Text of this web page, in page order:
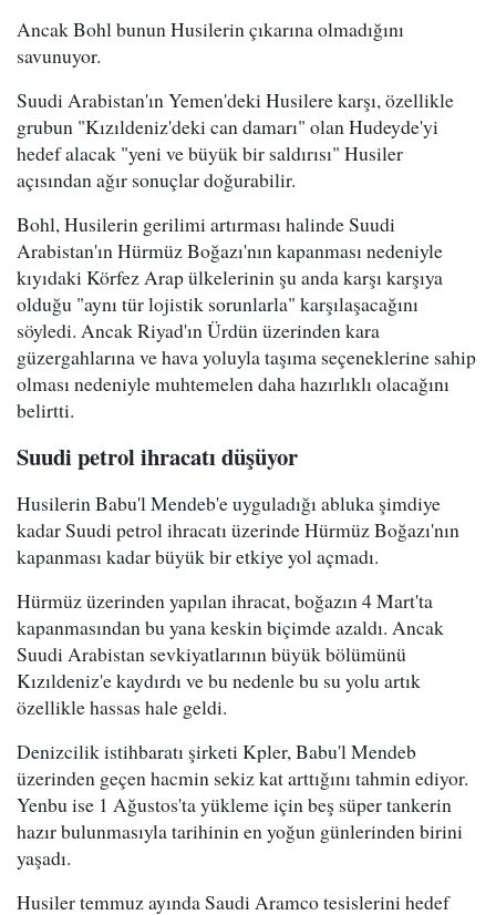
Ancak Bohl bunun Husilerin çıkarına olmadığını
savunuyor.
Suudi Arabistan'ın Yemen'deki Husilere karşı, özellikle
grubun "Kızıldeniz'deki can damarı" olan Hudeyde'yi
hedef alacak "yeni ve büyük bir saldırısı" Husiler
açısından ağır sonuçlar doğurabilir.
Bohl, Husilerin gerilimi artırması halinde Suudi
Arabistan'ın Hürmüz Boğazı'nın kapanması nedeniyle
kıyıdaki Körfez Arap ülkelerinin şu anda karşı karşıya
olduğu "aynı tür lojistik sorunlarla" karşılaşacağını
söyledi. Ancak Riyad'ın Ürdün üzerinden kara
güzergahlarına ve hava yoluyla taşıma seçeneklerine sahip
olması nedeniyle muhtemelen daha hazırlıklı olacağını
belirtti.
Suudi petrol ihracatı düşüyor
Husilerin Babu'l Mendeb'e uyguladığı abluka şimdiye
kadar Suudi petrol ihracatı üzerinde Hürmüz Boğazı'nın
kapanması kadar büyük bir etkiye yol açmadı.
Hürmüz üzerinden yapılan ihracat, boğazın 4 Mart'ta
kapanmasından bu yana keskin biçimde azaldı. Ancak
Suudi Arabistan sevkiyatlarının büyük bölümünü
Kızıldeniz'e kaydırdı ve bu nedenle bu su yolu artık
özellikle hassas hale geldi.
Denizcilik istihbaratı şirketi Kpler, Babu'l Mendeb
üzerinden geçen hacmin sekiz kat arttığını tahmin ediyor.
Yenbu ise 1 Ağustos'ta yükleme için beş süper tankerin
hazır bulunmasıyla tarihinin en yoğun günlerinden birini
yaşadı.
Husiler temmuz ayında Saudi Aramco tesislerini hedef